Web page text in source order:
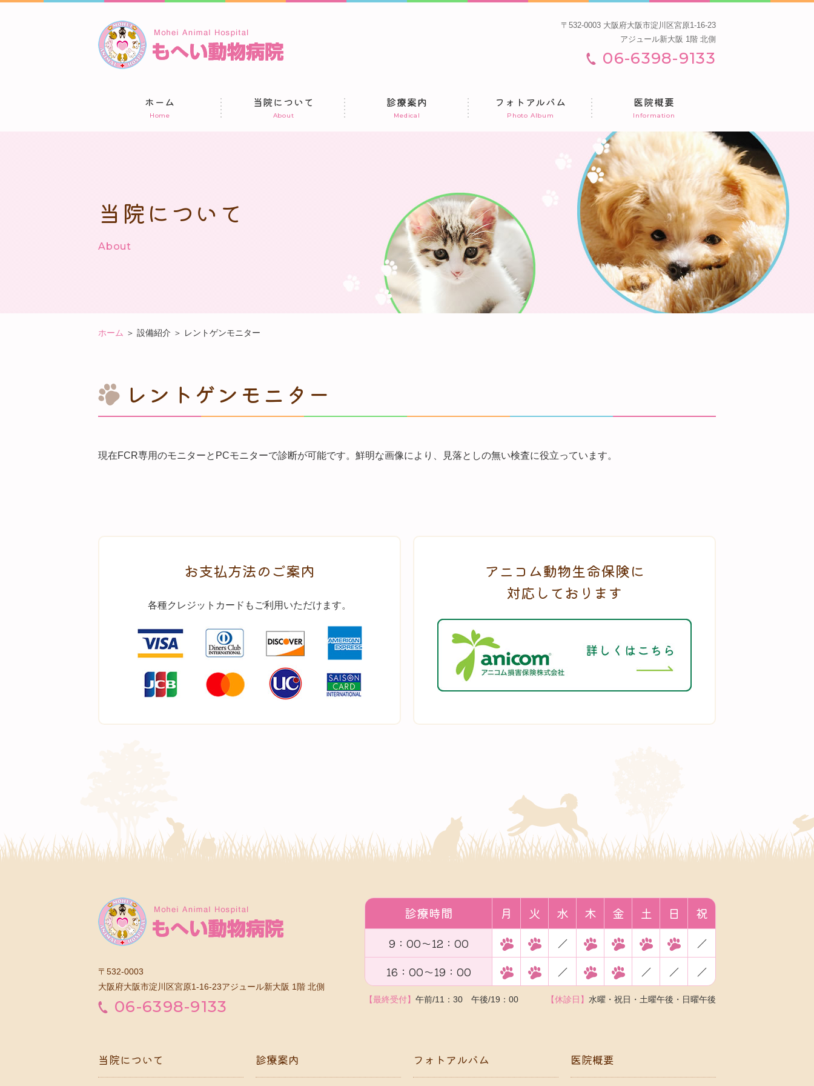
〒532-0003 大阪府大阪市淀川区宮原1-16-23
アジュール新大阪 1階 北側
06-6398-9133
ホーム
Home
当院について
About
診療案内
Medical
フォトアルバム
Photo Album
医院概要
Information
当院について
About
ホーム ＞ 設備紹介 ＞ レントゲンモニター
レントゲンモニター
現在FCR専用のモニターとPCモニターで診断が可能です。鮮明な画像により、見落としの無い検査に役立っています。
お支払方法のご案内
各種クレジットカードもご利用いただけます。
アニコム動物生命保険に
対応しております
〒532-0003
大阪府大阪市淀川区宮原1-16-23アジュール新大阪 1階 北側
06-6398-9133
診療時間 月 火 水 木 金 土 日 祝
9：00～12：00 ／
／
16：00～19：00
／ ／ ／ ／
【最終受付】 午前/11：30 午後/19：00 【休診日】 水曜・祝日・土曜午後・日曜午後
当院について 診療案内 フォトアルバム 医院概要